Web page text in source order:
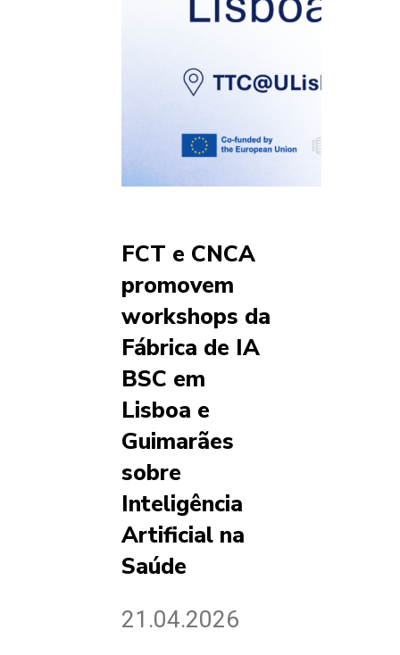
FCT e CNCA
promovem
workshops da
Fábrica de IA
BSC em
Lisboa e
Guimarães
sobre
Inteligência
Artificial na
Saúde
21.04.2026